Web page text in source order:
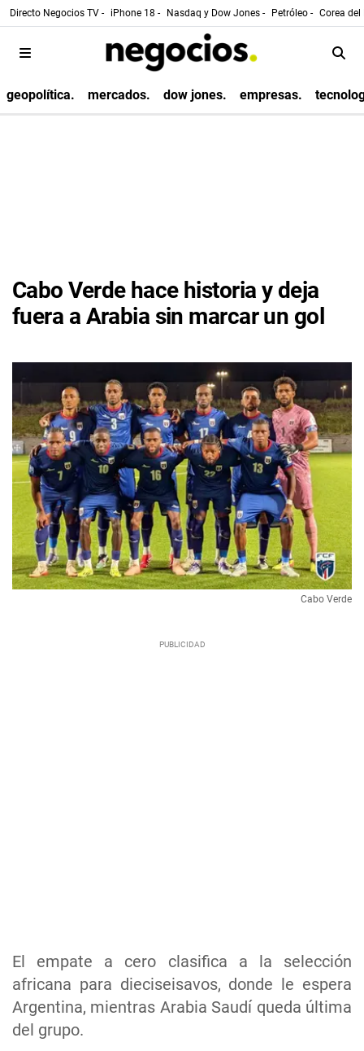
Directo Negocios TV - iPhone 18 - Nasdaq y Dow Jones - Petróleo - Corea
geopolítica. mercados. dow jones. empresas.
Cabo Verde hace historia y deja
fuera a Arabia sin marcar un gol
El empate a cero clasifica a la selección
africana para dieciseisavos, donde le espera
Argentina, mientras Arabia Saudí queda última
del grupo.
Cabo Verde